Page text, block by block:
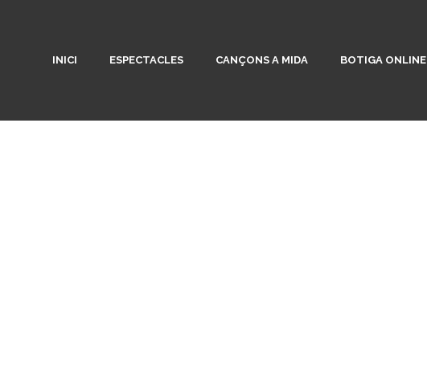
INICI ESPECTACLES CANÇONS A MIDA BOTIGA ONLINE